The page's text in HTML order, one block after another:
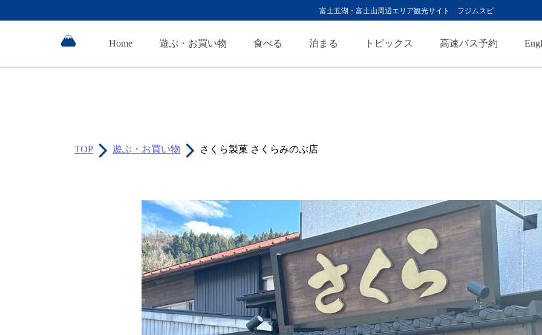
富士五湖・富士山周辺エリア観光サイト フジムスビ
Home 遊ぶ・お買い物 食べる 泊まる トピックス 高速バス予約
TOP 遊ぶ・お買い物 さくら製菓 さくらみのぶ店